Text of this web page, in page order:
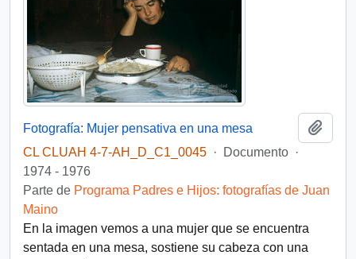
Fotografía: Mujer pensativa en una mesa
CL CLUAH 4-7-AH_D_C1_0045 · Documento ·
1974 - 1976
Parte de Programa Padres e Hijos: fotografías de Juan
Maino
En la imagen vemos a una mujer que se encuentra
sentada en una mesa, sostiene su cabeza con una